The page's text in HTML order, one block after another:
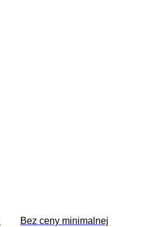
Bez ceny minimalnej